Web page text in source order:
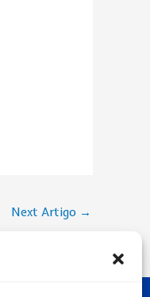
Next Artigo →